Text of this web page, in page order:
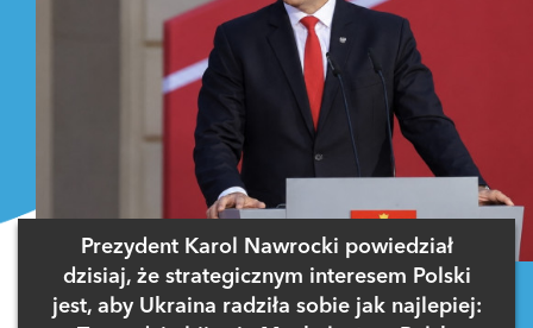
Prezydent Karol Nawrocki powiedział
dzisiaj, że strategicznym interesem Polski
jest, aby Ukraina radziła sobie jak najlepiej: